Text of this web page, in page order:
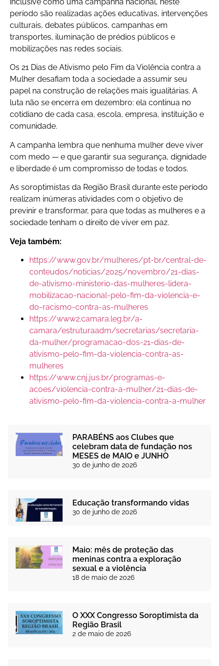
período são realizadas ações educativas, intervenções
culturais, debates públicos, campanhas em
transportes, iluminação de prédios públicos e
mobilizações nas redes sociais.
Os 21 Dias de Ativismo pelo Fim da Violência contra a
Mulher desafiam toda a sociedade a assumir seu
papel na construção de relações mais igualitárias. A
luta não se encerra em dezembro: ela continua no
cotidiano de cada casa, escola, empresa, instituição e
comunidade.
A campanha lembra que nenhuma mulher deve viver
com medo — e que garantir sua segurança, dignidade
e liberdade é um compromisso de todas e todos.
As soroptimistas da Região Brasil durante este período
realizam inúmeras atividades com o objetivo de
previnir e transformar, para que todas as mulheres e a
sociedade tenham o direito de viver em paz.
Veja também:
https://www.gov.br/mulheres/pt-br/central-de-
conteudos/noticias/2025/novembro/21-dias-
de-ativismo-ministerio-das-mulheres-lidera-
mobilizacao-nacional-pelo-fim-da-violencia-e-
do-racismo-contra-as-mulheres
https://www2.camara.leg.br/a-
camara/estruturaadm/secretarias/secretaria-
da-mulher/programacao-dos-21-dias-de-
ativismo-pelo-fim-da-violencia-contra-as-
mulheres
https://www.cnj.jus.br/programas-e-
acoes/violencia-contra-a-mulher/21-dias-de-
ativismo-pelo-fim-da-violencia-contra-a-mulher
PARABÉNS aos Clubes que
celebram data de fundação nos
MESES de MAIO e JUNHO
30 de junho de 2026
Educação transformando vidas
30 de junho de 2026
Maio: mês de proteção das
meninas contra a exploração
sexual e a violência
18 de maio de 2026
O XXX Congresso Soroptimista da
Região Brasil
2 de maio de 2026